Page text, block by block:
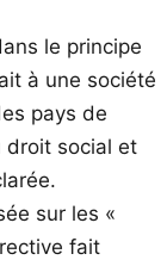
le principe
à une société
pays de
droit social et
sur les «
fait